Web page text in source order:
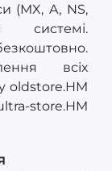
(MX, A, NS,
всіх
oldstore.HM